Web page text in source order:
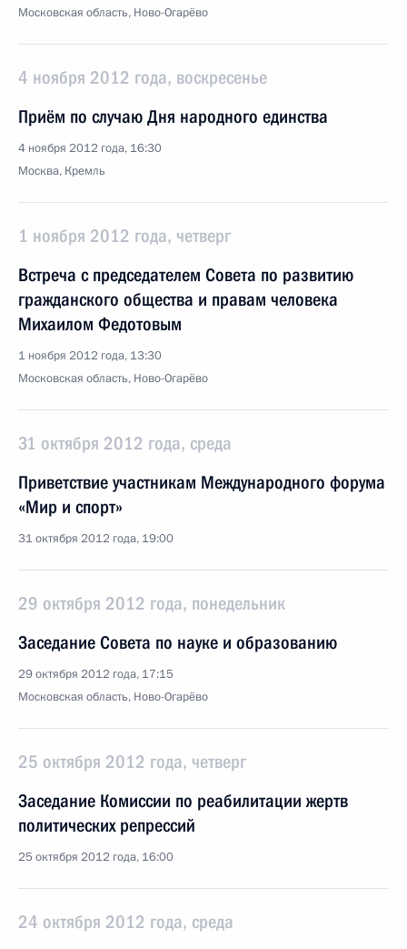
Московская область, Ново-Огарёво
4 ноября 2012 года, воскресенье
Приём по случаю Дня народного единства
4 ноября 2012 года, 16:30
Москва, Кремль
1 ноября 2012 года, четверг
Встреча с председателем Совета по развитию
гражданского общества и правам человека
Михаилом Федотовым
1 ноября 2012 года, 13:30
Московская область, Ново-Огарёво
31 октября 2012 года, среда
Приветствие участникам Международного форума
«Мир и спорт»
31 октября 2012 года, 19:00
29 октября 2012 года, понедельник
Заседание Совета по науке и образованию
29 октября 2012 года, 17:15
Московская область, Ново-Огарёво
25 октября 2012 года, четверг
Заседание Комиссии по реабилитации жертв
политических репрессий
25 октября 2012 года, 16:00
24 октября 2012 года, среда